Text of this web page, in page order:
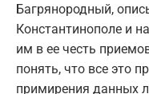
Багрянородный,
Константинополе и
им в ее честь
понять, что все это
примирения данных